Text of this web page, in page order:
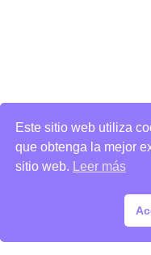
Este sitio web utiliza
que obtenga la mejor
sitio web.
Leer más